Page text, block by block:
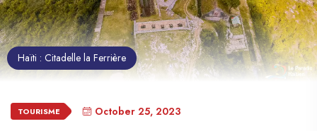
Haïti : Citadelle la Ferrière
TOURISME October 25, 2023